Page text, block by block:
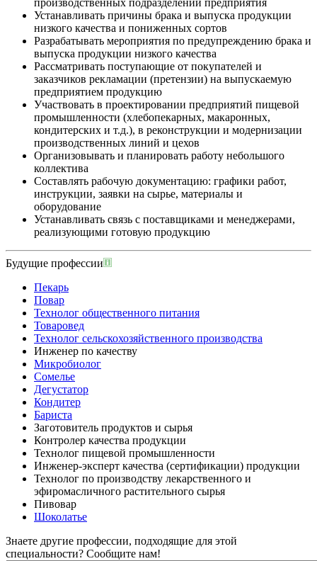
производственных подразделений предприятия
Устанавливать причины брака и выпуска продукции
низкого качества и пониженных сортов
Разрабатывать мероприятия по предупреждению брака и
выпуска продукции низкого качества
Рассматривать поступающие от покупателей и
заказчиков рекламации (претензии) на выпускаемую
предприятием продукцию
Участвовать в проектировании предприятий пищевой
промышленности (хлебопекарных, макаронных,
кондитерских и т.д.), в реконструкции и модернизации
производственных линий и цехов
Организовывать и планировать работу небольшого
коллектива
Составлять рабочую документацию: графики работ,
инструкции, заявки на сырье, материалы и
оборудование
Устанавливать связь с поставщиками и менеджерами,
реализующими готовую продукцию
Будущие профессии
Пекарь
Повар
Технолог общественного питания
Товаровед
Технолог сельскохозяйственного производства
Инженер по качеству
Микробиолог
Сомелье
Дегустатор
Кондитер
Бариста
Заготовитель продуктов и сырья
Контролер качества продукции
Технолог пищевой промышленности
Инженер-эксперт качества (сертификации) продукции
Технолог по производству лекарственного и
эфиромасличного растительного сырья
Пивовар
Шоколатье
Знаете другие профессии, подходящие для этой
специальности? Сообщите нам!